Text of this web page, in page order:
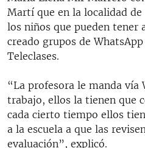
Martí que en la localidad de
los niños que pueden tener
creado grupos de
Teleclases.
“La profesora le manda vía
trabajo, ellos la tienen que
cada cierto tiempo ellos
a la escuela a que las
evaluación”, explicó.